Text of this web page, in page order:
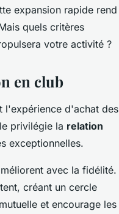
expansion rapide rend
quels critères
votre activité ?
en club
l'expérience d'achat des
privilégie la relation
exceptionnelles.
avec la fidélité.
créant un cercle
et encourage les